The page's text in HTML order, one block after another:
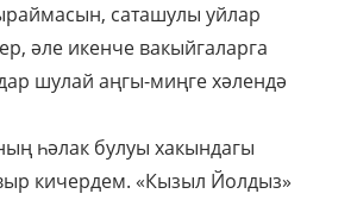
саташулы уйлар
әле икенче вакыйгаларга
шулай аңгы-миңге хәлендә
һәлак булуы хакындагы
кичердем. «Кызыл Йолдыз»